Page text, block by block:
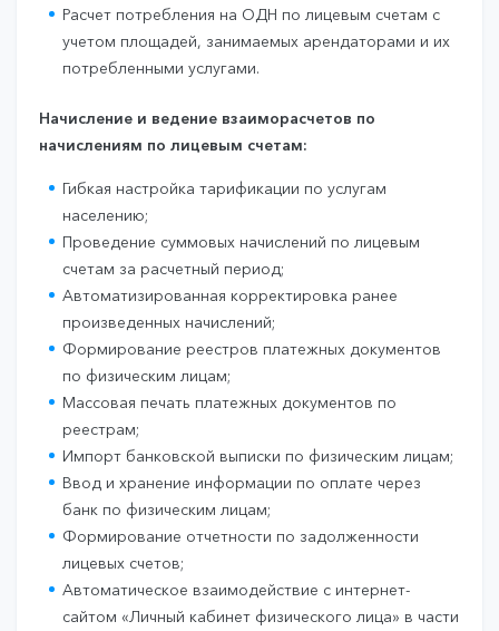
Расчет потребления на ОДН по лицевым счетам с
учетом площадей, занимаемых арендаторами и их
потребленными услугами.
Начисление и ведение взаиморасчетов по
начислениям по лицевым счетам:
Гибкая настройка тарификации по услугам
населению;
Проведение суммовых начислений по лицевым
счетам за расчетный период;
Автоматизированная корректировка ранее
произведенных начислений;
Формирование реестров платежных документов
по физическим лицам;
Массовая печать платежных документов по
реестрам;
Импорт банковской выписки по физическим лицам;
Ввод и хранение информации по оплате через
банк по физическим лицам;
Формирование отчетности по задолженности
лицевых счетов;
Автоматическое взаимодействие с интернет-
сайтом «Личный кабинет физического лица» в части